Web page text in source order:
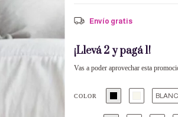
Envío gratis
¡Llevá 2 y pagá 1!
Vas a poder aprovechar esta
COLOR